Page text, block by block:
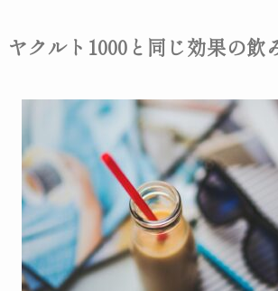
ヤクルト1000と同じ効果の飲